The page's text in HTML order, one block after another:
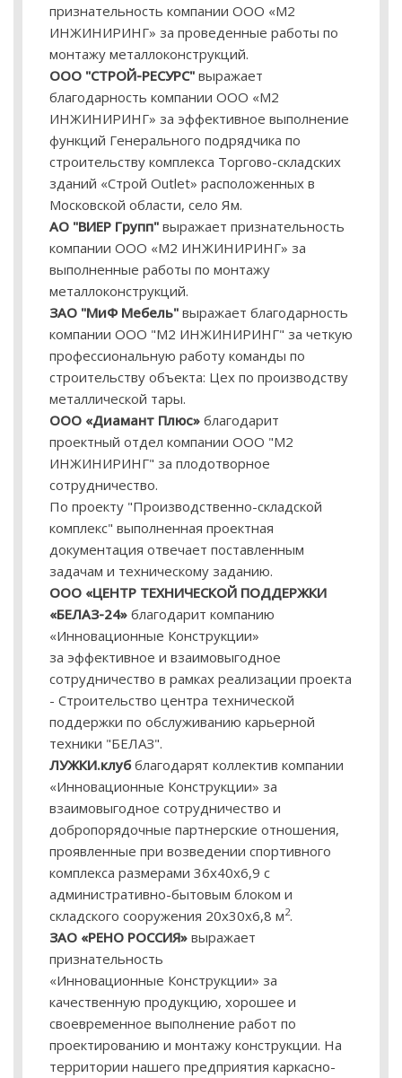
признательность компании ООО «М2
ИНЖИНИРИНГ» за проведенные работы по
монтажу металлоконструкций.
ООО "СТРОЙ-РЕСУРС" выражает
благодарность компании ООО «М2
ИНЖИНИРИНГ» за эффективное выполнение
функций Генерального подрядчика по
строительству комплекса Торгово-складских
зданий «Строй Outlet» расположенных в
Московской области, село Ям.
АО "ВИЕР Групп" выражает признательность
компании ООО «М2 ИНЖИНИРИНГ» за
выполненные работы по монтажу
металлоконструкций.
ЗАО "МиФ Мебель" выражает благодарность
компании ООО "М2 ИНЖИНИРИНГ" за четкую
профессиональную работу команды по
строительству объекта: Цех по производству
металлической тары.
ООО «Диамант Плюс» благодарит
проектный отдел компании ООО "М2
ИНЖИНИРИНГ" за плодотворное
сотрудничество.
По проекту "Производственно-складской
комплекс" выполненная проектная
документация отвечает поставленным
задачам и техническому заданию.
ООО «ЦЕНТР ТЕХНИЧЕСКОЙ ПОДДЕРЖКИ
«БЕЛАЗ-24» благодарит компанию
«Инновационные Конструкции»
за эффективное и взаимовыгодное
сотрудничество в рамках реализации проекта
- Строительство центра технической
поддержки по обслуживанию карьерной
техники "БЕЛАЗ".
ЛУЖКИ.клуб благодарят коллектив компании
«Инновационные Конструкции» за
взаимовыгодное сотрудничество и
добропорядочные партнерские отношения,
проявленные при возведении спортивного
комплекса размерами 36х40х6,9 с
административно-бытовым блоком и
складского сооружения 20х30х6,8 м2.
ЗАО «РЕНО РОССИЯ» выражает
признательность
«Инновационные Конструкции» за
качественную продукцию, хорошее и
своевременное выполнение работ по
проектированию и монтажу конструкции. На
территории нашего предприятия каркасно-